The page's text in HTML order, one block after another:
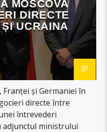
MOSCOVA
DIRECTE
UCRAINA
și Germaniei în
directe între
întrevederi
adjunctul ministrului